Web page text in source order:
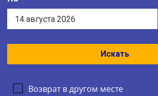
Искать
Возврат в другом месте